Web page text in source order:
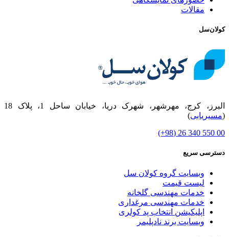
مقالات
کولان‌سل
البرز، کرج، مهرشهر، شهرک دریا، خیابان ساحل 1، پلاک 18
(مسیریابی)
00 550 340 26 (98+)
دسترسی سریع
وبسایت گروه کولان سل
لیست قیمت
خدمات مهندسی گلخانه
خدمات مهندسی مرغداری
اپلیکیشن انتخاب پد کولری
وبسایت برند نادپلیمر